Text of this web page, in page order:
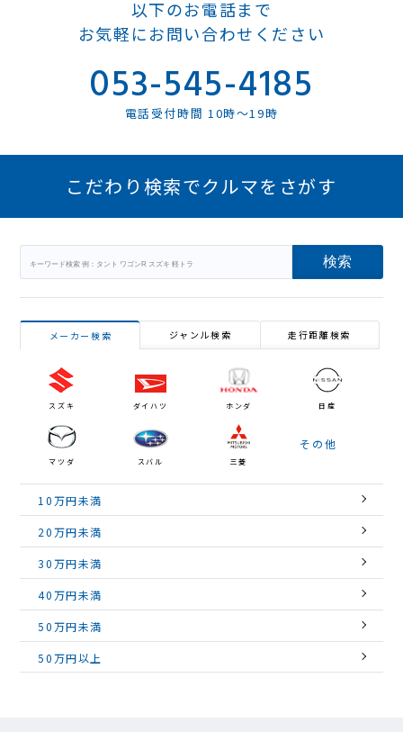
以下のお電話まで
お気軽にお問い合わせください
053-545-4185
電話受付時間 10時～19時
こだわり検索でクルマをさがす
メーカー検索 ジャンル検索 走行距離検索
スズキ ダイハツ ホンダ 日産
マツダ スバル 三菱
その他
10万円未満
20万円未満
30万円未満
40万円未満
50万円未満
50万円以上